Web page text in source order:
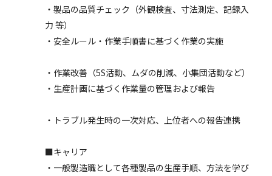
・製品の品質チェック（外観検査、寸法測定、記録入
力 等）
・安全ルール・作業手順書に基づく作業の実施
・作業改善（5S活動、ムダの削減、小集団活動など）
・生産計画に基づく作業量の管理および報告
・トラブル発生時の一次対応、上位者への報告連携
■キャリア
・一般製造職として各種製品の生産手順、方法を学び